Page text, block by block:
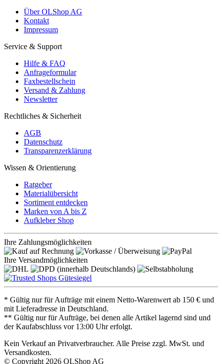
Über OLShop AG
Kontakt
Impressum
Service & Support
Hilfe & FAQ
Anfrageformular
Faxbestellschein
Versand & Zahlung
Newsletter
Rechtliches & Sicherheit
AGB
Datenschutz
Transparenzerklärung
Wissen & Orientierung
Ratgeber
Materialübersicht
Sortiment entdecken
Marken von A bis Z
Aufkleber Shop
Ihre Zahlungsmöglichkeiten
Ihre Versandmöglichkeiten
* Gültig nur für Aufträge mit einem Netto-Warenwert ab 150 € und
mit Lieferadresse in Deutschland.
** Gültig nur für Aufträge, bei denen alle Artikel lagernd sind und
der Kaufabschluss vor 13:00 Uhr erfolgt.
Kein Verkauf an Privatverbraucher. Alle Preise zzgl. MwSt. und
Versandkosten.
© Copyright 2026 OLShop AG